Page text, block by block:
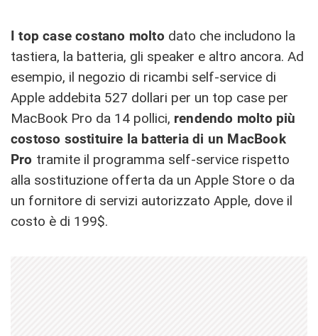
I top case costano molto dato che includono la
tastiera, la batteria, gli speaker e altro ancora. Ad
esempio, il negozio di ricambi self-service di
Apple addebita 527 dollari per un top case per
MacBook Pro da 14 pollici, rendendo molto più
costoso sostituire la batteria di un MacBook
Pro tramite il programma self-service rispetto
alla sostituzione offerta da un Apple Store o da
un fornitore di servizi autorizzato Apple, dove il
costo è di 199$.